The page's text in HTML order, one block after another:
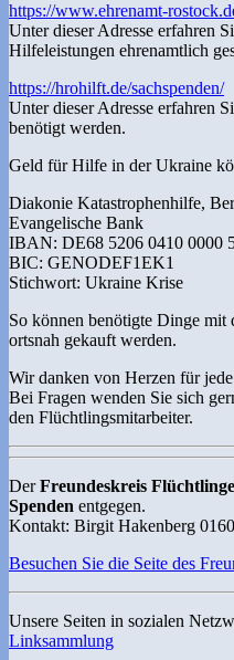
https://www.ehrenamt-
Unter dieser Adresse erfahren
Hilfeleistungen ehrenamtlich
https://hrohilft.de/sachspenden/
Unter dieser Adresse erfahren
benötigt werden.
Geld für Hilfe in der Ukraine
Diakonie Katastrophenhilfe,
Evangelische Bank
IBAN: DE68 5206 0410 0000
BIC: GENODEF1EK1
Stichwort: Ukraine Krise
So können benötigte Dinge mit
ortsnah gekauft werden.
Wir danken von Herzen für
Bei Fragen wenden Sie sich
den Flüchtlingsmitarbeiter.
DerFreundeskreis Flüchtlinge
Spenden entgegen.
Kontakt: Birgit Hakenberg
Besuchen Sie die Seite des
Unsere Seiten in sozialen
Linksammlung